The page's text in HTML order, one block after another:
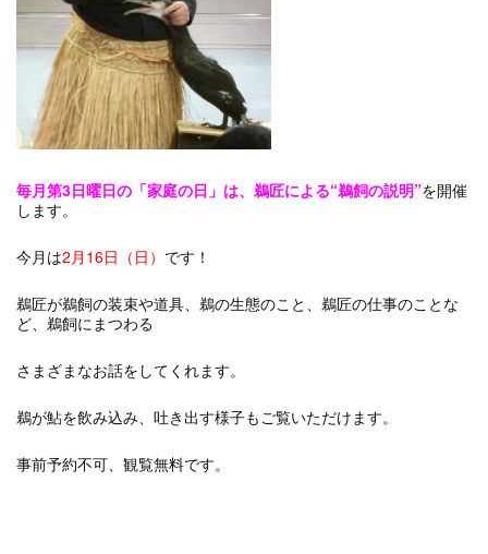
毎月第3日曜日の「家庭の日」は、鵜匠による“鵜飼の説明”を開催
します。
今月は2月16日（日） です！
鵜匠が鵜飼の装束や道具、鵜の生態のこと、鵜匠の仕事のことな
ど、鵜飼にまつわる
さまざまなお話をしてくれます。
鵜が鮎を飲み込み、吐き出す様子もご覧いただけます。
事前予約不可、観覧無料です。